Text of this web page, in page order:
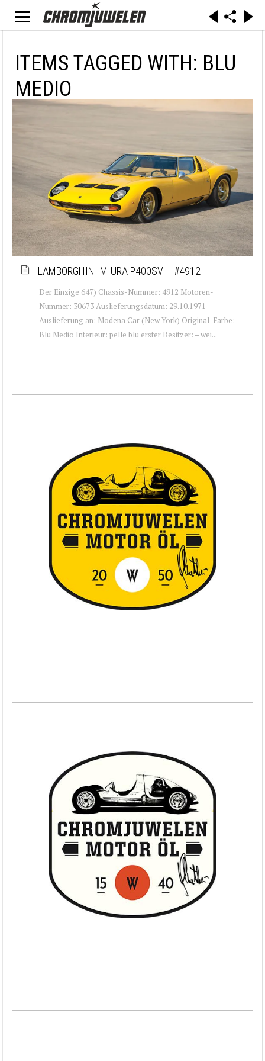
ITEMS TAGGED WITH: BLU
MEDIO
LAMBORGHINI MIURA P400SV – #4912
Der Einzige 647) Chassis-Nummer: 4912 Motoren-
Nummer: 30673 Auslieferungsdatum: 29.10.1971
Auslieferung an: Modena Car (New York) Original-Farbe:
Blu Medio Interieur: pelle blu erster Besitzer: – wei...